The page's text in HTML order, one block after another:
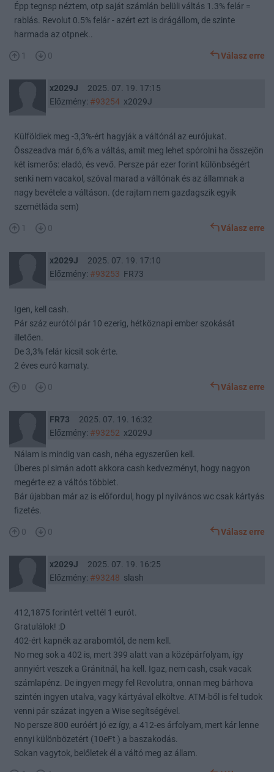
Épp tegnsp néztem, otp saját számlán belüli váltás 1.3% felár =
rablás. Revolut 0.5% felár - azért ezt is drágállom, de szinte
harmada az otpnek..
1 0 Válasz erre
x2029J
2025. 07. 19. 17:15
Előzmény: #93254x2029J
Külföldiek meg -3,3%-ért hagyják a váltónál az eurójukat.
Összeadva már 6,6% a váltás, amit meg lehet spórolni ha összejön
két ismerős: eladó, és vevő. Persze pár ezer forint különbségért
senki nem vacakol, szóval marad a váltónak és az államnak a
nagy bevétele a váltáson. (de rajtam nem gazdagszik egyik
szemétláda sem)
1 0 Válasz erre
x2029J
2025. 07. 19. 17:10
Előzmény: #93253 FR73
Igen, kell cash.
Pár száz eurótól pár 10 ezerig, hétköznapi ember szokását
illetően.
De 3,3% felár kicsit sok érte.
2 éves euró kamaty.
0 0 Válasz erre
FR73
2025. 07. 19. 16:32
Előzmény: #93252 x2029J
Nálam is mindig van cash, néha egyszerűen kell.
Überes pl simán adott akkora cash kedvezményt, hogy nagyon
megérte ez a váltós többlet.
Bár újabban már az is előfordul, hogy pl nyilvános wc csak kártyás
fizetés.
0 0 Válasz erre
x2029J
2025. 07. 19. 16:25
Előzmény: #93248 slash
412,1875 forintért vettél 1 eurót.
Gratulálok! :D
402-ért kapnék az arabomtól, de nem kell.
No meg sok a 402 is, mert 399 alatt van a középárfolyam, így
annyiért veszek a Gránitnál, ha kell. Igaz, nem cash, csak vacak
számlapénz. De ingyen megy fel Revolutra, onnan meg bárhova
szintén ingyen utalva, vagy kártyával elköltve. ATM-ből is fel tudok
venni pár százat ingyen a Wise segítségével.
No persze 800 euróért jó ez így, a 412-es árfolyam, mert kár lenne
ennyi különbözetért (10eFt ) a baszakodás.
Sokan vagytok, belőletek él a váltó meg az állam.